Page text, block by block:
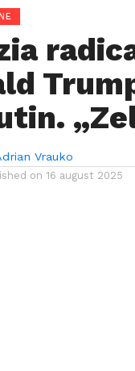
Vrauko
on 16 august 2025